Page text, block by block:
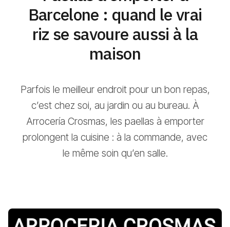
Barcelone : quand le vrai
riz se savoure aussi à la
maison
Parfois le meilleur endroit pour un bon repas,
c’est chez soi, au jardin ou au bureau. À
Arrocería Crosmas, les paellas à emporter
prolongent la cuisine : à la commande, avec
le même soin qu’en salle.